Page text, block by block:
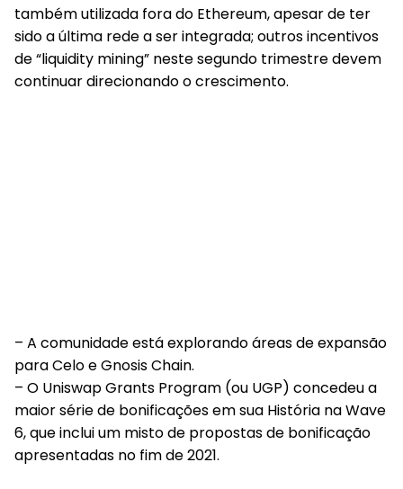
também utilizada fora do Ethereum, apesar de ter
sido a última rede a ser integrada; outros incentivos
de “liquidity mining” neste segundo trimestre devem
continuar direcionando o crescimento.
– A comunidade está explorando áreas de expansão
para Celo e Gnosis Chain.
– O Uniswap Grants Program (ou UGP) concedeu a
maior série de bonificações em sua História na Wave
6, que inclui um misto de propostas de bonificação
apresentadas no fim de 2021.